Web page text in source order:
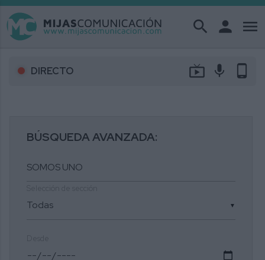
search person menu
DIRECTO live_tv mic phone_android
BÚSQUEDA AVANZADA:
▼